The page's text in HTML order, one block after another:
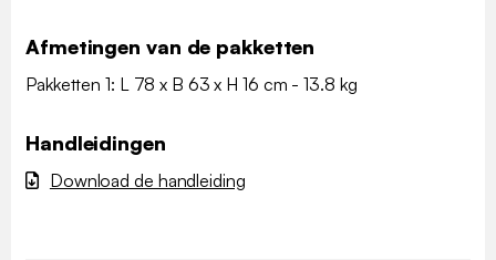
Afmetingen van de pakketten
Pakketten 1: L 78 x B 63 x H 16 cm - 13.8 kg
Handleidingen
Download de handleiding